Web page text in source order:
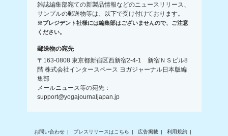
雑誌編集部宛ての新製品情報などのニュースリリース、
サンプルの郵送物等は、以下で受け付けております。
※プレジデント社様には編集部はございませんので、ご注意
ください。
郵送物の宛先
〒163-0808 東京都新宿区西新宿2-4-1 新宿ＮＳビル8
階 株式会社インタースペース ヨガジャーナル日本版編
集部
メールニュース等の宛先：
support@yogajournaljapan.jp
お問い合わせ プレスリリースはこちら 広告掲載 利用規約